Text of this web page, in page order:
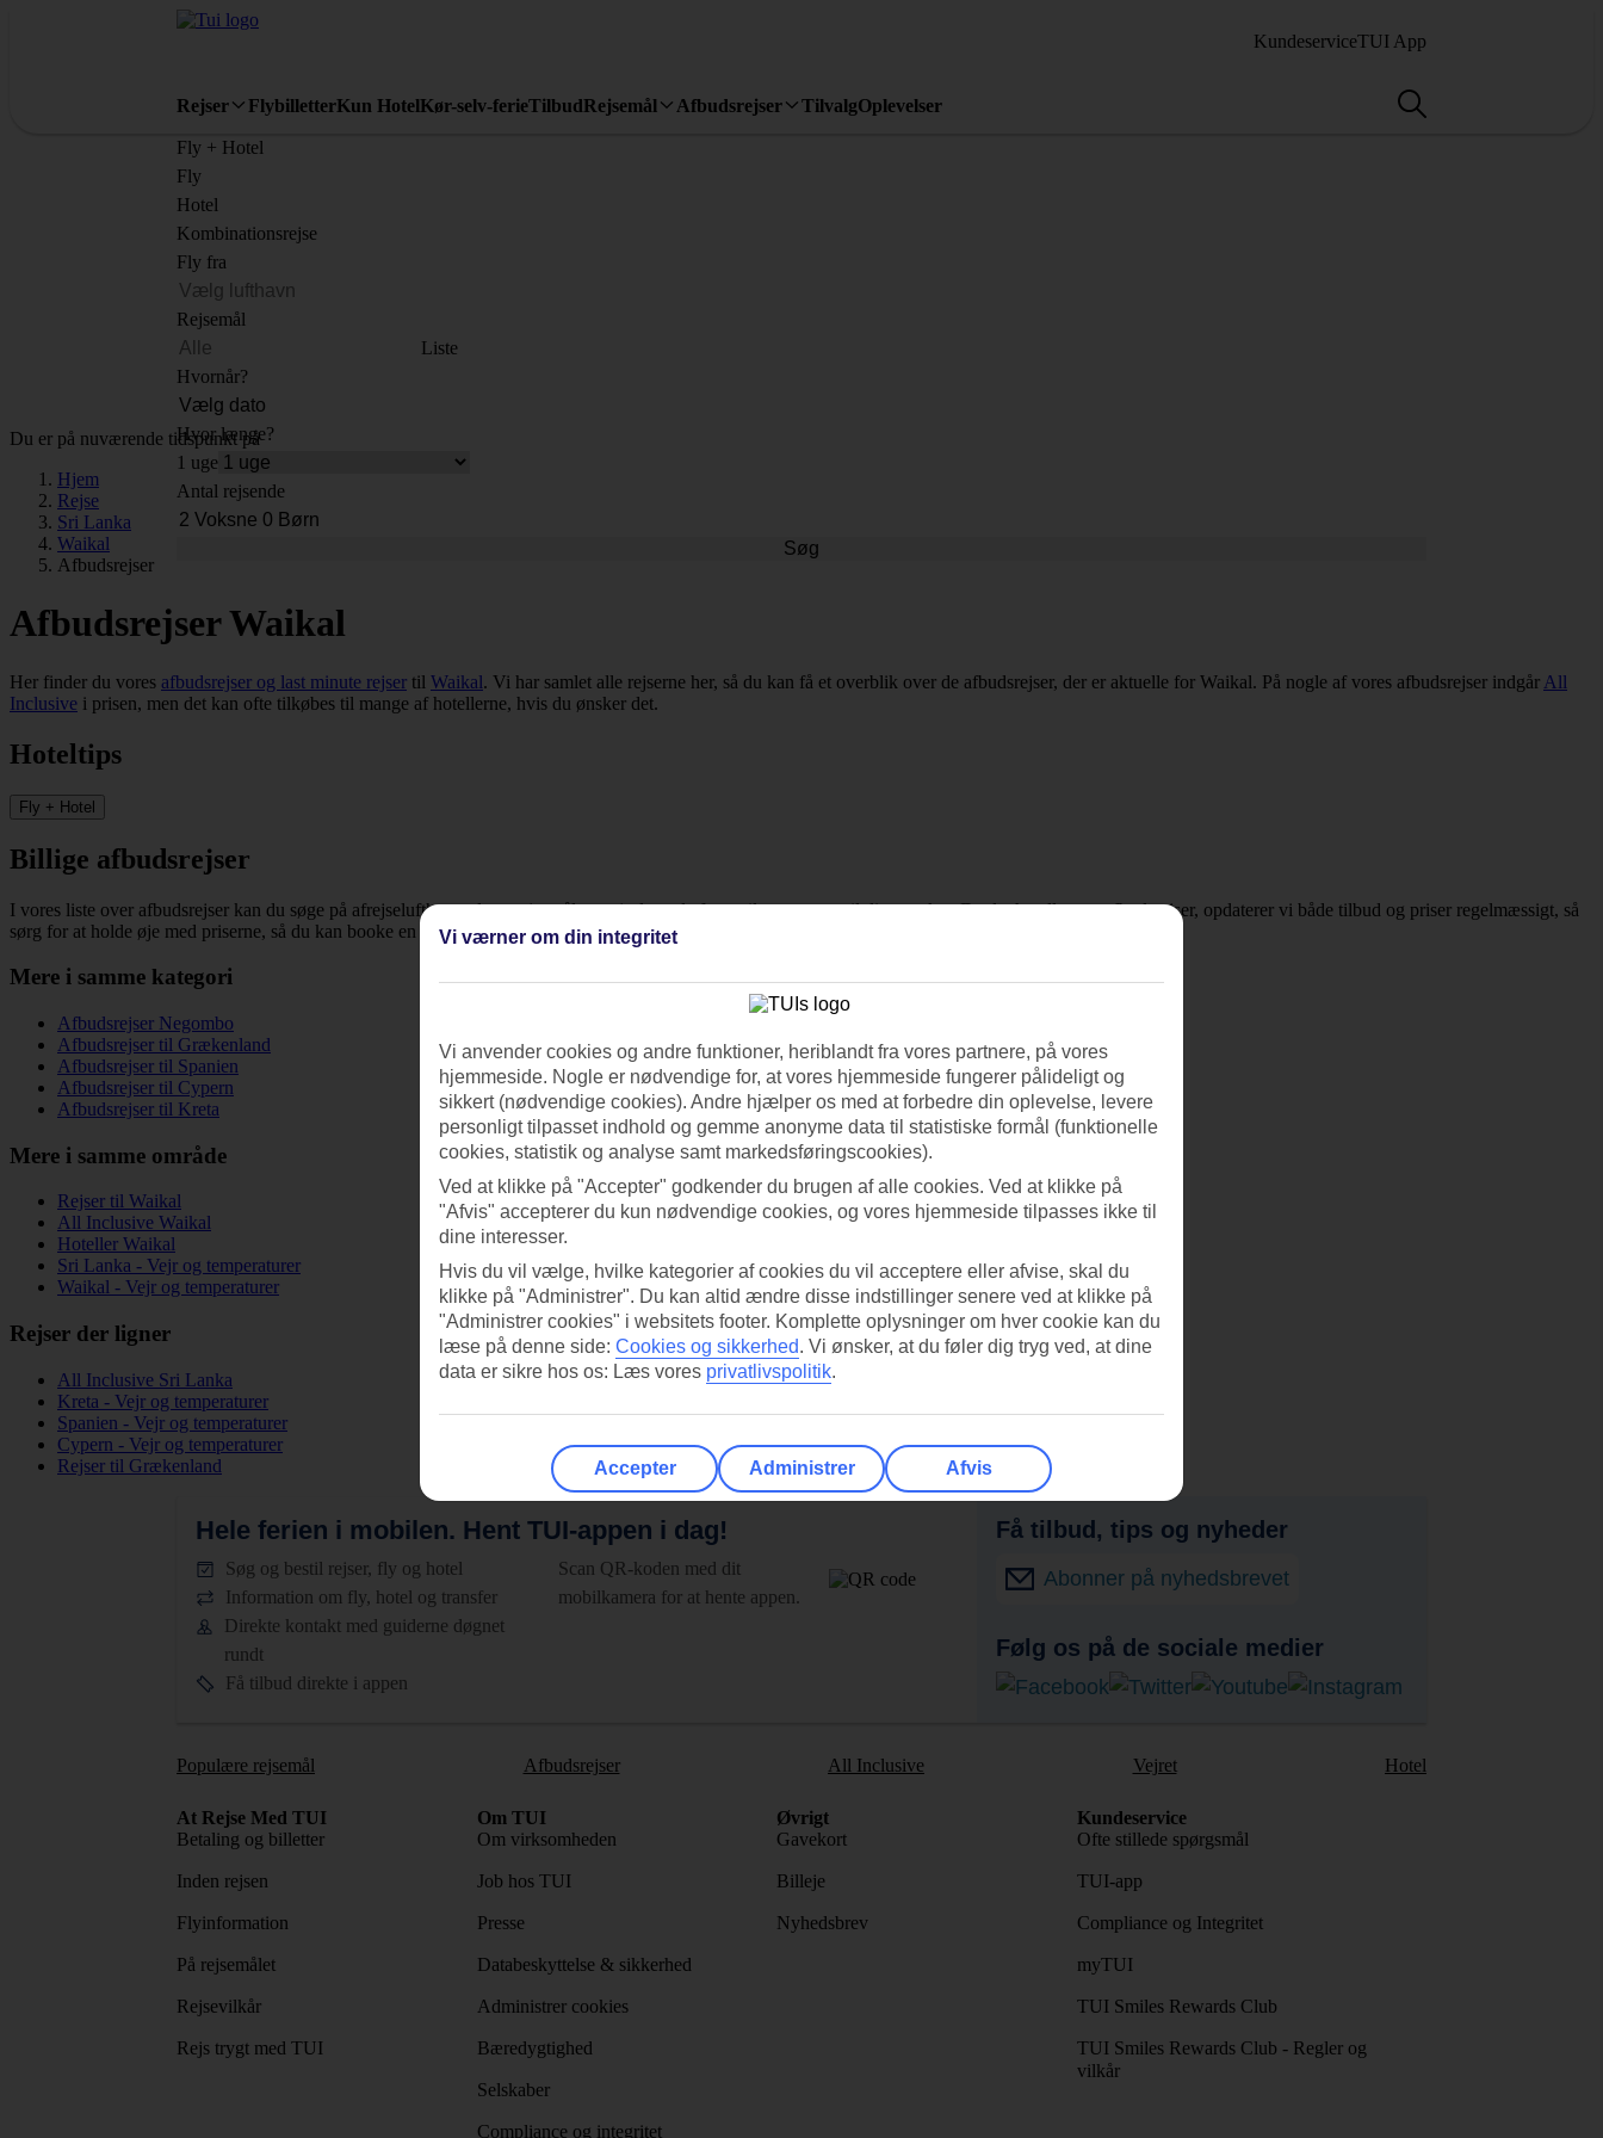
KundeserviceTUI App
Rejser FlybilletterKun HotelKør-selv-ferieTilbudRejsemål Afbudsrejser TilvalgOplevelser
Fly + Hotel
Fly
Hotel
Kombinationsrejse
Fly fra
Rejsemål
Liste
Hvornår?
Hvor længe?
1 uge
Antal rejsende
Søg
Du er på nuværende tidspunkt på
Hjem
Rejse
Sri Lanka
Waikal
Afbudsrejser
Afbudsrejser Waikal
Her finder du vores afbudsrejser og last minute rejser til Waikal. Vi har samlet alle rejserne her, så du kan få et overblik over de afbudsrejser, der er aktuelle for Waikal. På nogle af vores afbudsrejser indgår All
Inclusive i prisen, men det kan ofte tilkøbes til mange af hotellerne, hvis du ønsker det.
Hoteltips
Fly + Hotel
Billige afbudsrejser
I vores liste over afbudsrejser kan du søge på afrejselufthavn, dato, rejsemål og rejselængde for at tilpasse turen til dine ønsker. Da det handler om afbudsrejser, opdaterer vi både tilbud og priser regelmæssigt, så
sørg for at holde øje med priserne, så du kan booke en billig rejse til Waikal.
Mere i samme kategori
Afbudsrejser Negombo
Afbudsrejser til Grækenland
Afbudsrejser til Spanien
Afbudsrejser til Cypern
Afbudsrejser til Kreta
Mere i samme område
Rejser til Waikal
All Inclusive Waikal
Hoteller Waikal
Sri Lanka - Vejr og temperaturer
Waikal - Vejr og temperaturer
Rejser der ligner
All Inclusive Sri Lanka
Kreta - Vejr og temperaturer
Spanien - Vejr og temperaturer
Cypern - Vejr og temperaturer
Rejser til Grækenland
Hele ferien i mobilen. Hent TUI-appen i dag!
Søg og bestil rejser, fly og hotel
Information om fly, hotel og transfer
Direkte kontakt med guiderne døgnet
rundt
Få tilbud direkte i appen
Scan QR-koden med dit
mobilkamera for at hente appen.
Få tilbud, tips og nyheder
Abonner på nyhedsbrevet
Følg os på de sociale medier
Populære rejsemål Afbudsrejser All Inclusive Vejret Hotel
At Rejse Med TUI
Betaling og billetter
Inden rejsen
Flyinformation
På rejsemålet
Rejsevilkår
Rejs trygt med TUI
Om TUI
Om virksomheden
Job hos TUI
Presse
Databeskyttelse & sikkerhed
Administrer cookies
Bæredygtighed
Selskaber
Compliance og integritet
Øvrigt
Gavekort
Billeje
Nyhedsbrev
Kundeservice
Ofte stillede spørgsmål
TUI-app
Compliance og Integritet
myTUI
TUI Smiles Rewards Club
TUI Smiles Rewards Club - Regler og
vilkår
Vi værner om din integritet
Vi anvender cookies og andre funktioner, heriblandt fra vores partnere, på vores
hjemmeside. Nogle er nødvendige for, at vores hjemmeside fungerer pålideligt og
sikkert (nødvendige cookies). Andre hjælper os med at forbedre din oplevelse, levere
personligt tilpasset indhold og gemme anonyme data til statistiske formål (funktionelle
cookies, statistik og analyse samt markedsføringscookies).
Ved at klikke på "Accepter" godkender du brugen af alle cookies. Ved at klikke på
"Afvis" accepterer du kun nødvendige cookies, og vores hjemmeside tilpasses ikke til
dine interesser.
Hvis du vil vælge, hvilke kategorier af cookies du vil acceptere eller afvise, skal du
klikke på "Administrer". Du kan altid ændre disse indstillinger senere ved at klikke på
"Administrer cookies" i websitets footer. Komplette oplysninger om hver cookie kan du
læse på denne side: Cookies og sikkerhed. Vi ønsker, at du føler dig tryg ved, at dine
data er sikre hos os: Læs vores privatlivspolitik.
Accepter Administrer Afvis